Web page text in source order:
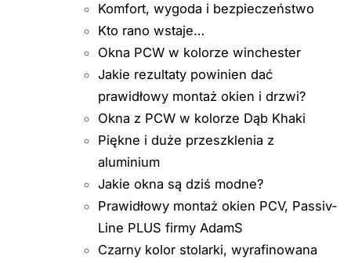
Komfort, wygoda i bezpieczeństwo
Kto rano wstaje…
Okna PCW w kolorze winchester
Jakie rezultaty powinien dać
prawidłowy montaż okien i drzwi?
Okna z PCW w kolorze Dąb Khaki
Piękne i duże przeszklenia z
aluminium
Jakie okna są dziś modne?
Prawidłowy montaż okien PCV, Passiv-
Line PLUS firmy AdamS
Czarny kolor stolarki, wyrafinowana